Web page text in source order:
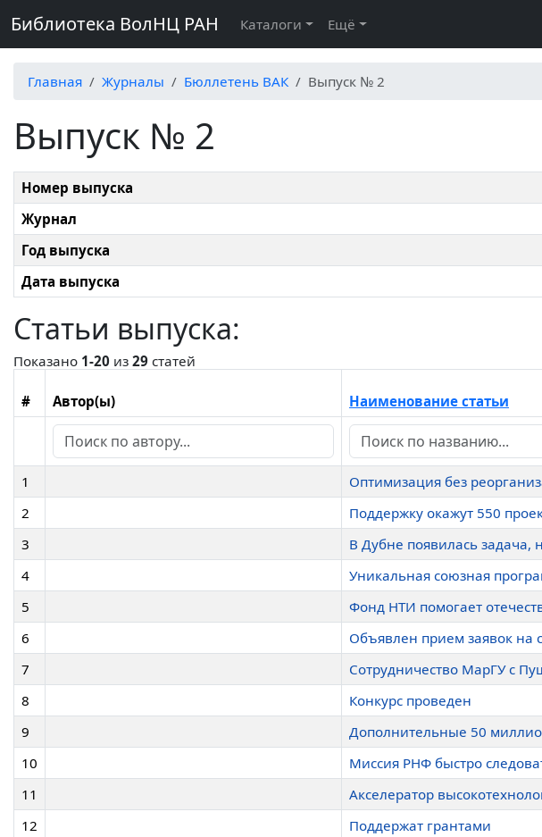
Библиотека ВолНЦ РАН Каталоги Ещё
Главная Журналы Бюллетень ВАК Выпуск № 2
Выпуск № 2
Номер выпуска
Журнал
Год выпуска
Дата выпуска
Статьи выпуска:
Показано 1-20 из 29 статей
# Автор(ы) Наименование статьи
1 Оптимизация без
2
Поддержку окажут 550
3
В Дубне появилась задача,
4
Уникальная союзная
5
Фонд НТИ помогает
6
Объявлен прием заявок
7
Сотрудничество МарГУ с
8
Конкурс проведен
9
Дополнительные 50
10
Миссия РНФ быстро
11
Акселератор
12
Поддержат грантами